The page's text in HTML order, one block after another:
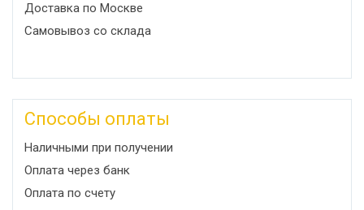
Доставка по Москве
Самовывоз со склада
Способы оплаты
Наличными при получении
Оплата через банк
Оплата по счету